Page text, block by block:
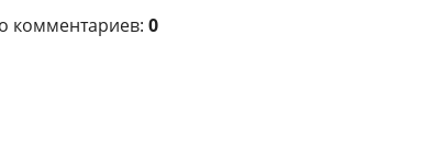
комментариев: 0